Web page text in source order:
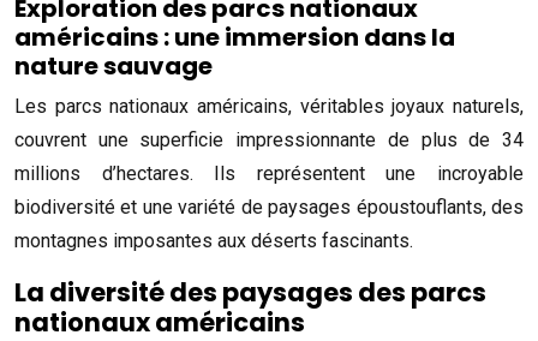
Exploration des parcs nationaux
américains : une immersion dans la
nature sauvage
Les parcs nationaux américains, véritables joyaux naturels,
couvrent une superficie impressionnante de plus de 34
millions d’hectares. Ils représentent une incroyable
biodiversité et une variété de paysages époustouflants, des
montagnes imposantes aux déserts fascinants.
La diversité des paysages des parcs
nationaux américains